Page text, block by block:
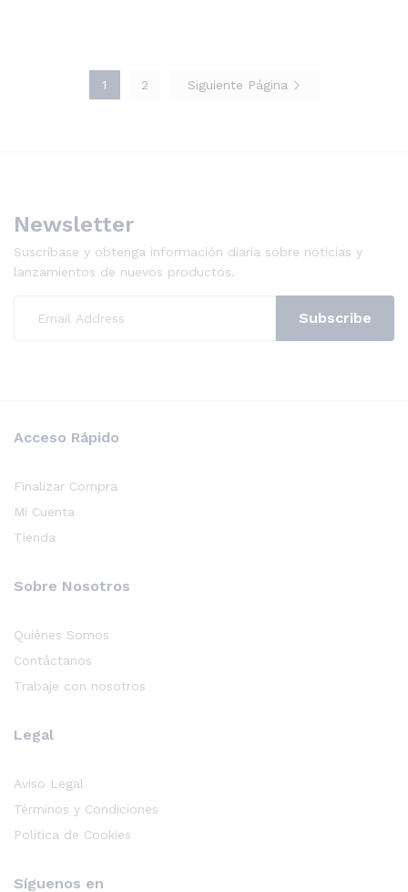
1 2 Siguiente Página
Newsletter
Suscríbase y obtenga información diaria sobre noticias y
lanzamientos de nuevos productos.
Acceso Rápido
Finalizar Compra
Mi Cuenta
Tienda
Sobre Nosotros
Quiénes Somos
Contáctanos
Trabaje con nosotros
Legal
Aviso Legal
Términos y Condiciones
Política de Cookies
Síguenos en